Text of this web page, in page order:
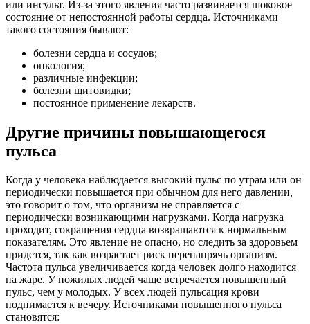
или инсульт. Из-за этого явления часто развивается шоковое
состояние от непостоянной работы сердца. Источниками
такого состояния бывают:
болезни сердца и сосудов;
онкология;
различные инфекции;
болезни щитовидки;
постоянное применение лекарств.
Другие причины повышающегося
пульса
Когда у человека наблюдается высокий пульс по утрам или он
периодически повышается при обычном для него давлении,
это говорит о том, что организм не справляется с
периодически возникающими нагрузками. Когда нагрузка
проходит, сокращения сердца возвращаются к нормальным
показателям. Это явление не опасно, но следить за здоровьем
придется, так как возрастает риск перенапрячь организм.
Частота пульса увеличивается когда человек долго находится
на жаре. У пожилых людей чаще встречается повышенный
пульс, чем у молодых. У всех людей пульсация крови
поднимается к вечеру. Источниками повышенного пульса
становятся: